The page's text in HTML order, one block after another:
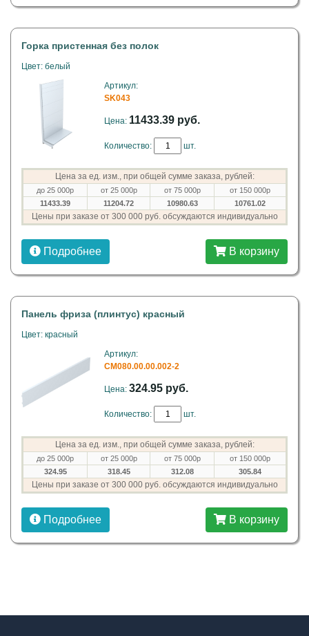
Горка пристенная без полок
Цвет: белый
Артикул:
SK043
Цена: 11433.39 руб.
Количество: шт.
Цена за ед. изм., при общей сумме заказа, рублей:
до 25 000р от 25 000р от 75 000р
от 150 000р
11433.39
11204.72 10980.63 10761.02
Цены при заказе от 300 000 руб. обсуждаются индивидуально
Подробнее В корзину
Панель фриза (плинтус) красный
Цвет: красный
Артикул:
СМ080.00.00.002-2
Цена: 324.95 руб.
Количество: шт.
Цена за ед. изм., при общей сумме заказа, рублей:
до 25 000р от 25 000р от 75 000р
от 150 000р
324.95
318.45 312.08 305.84
Цены при заказе от 300 000 руб. обсуждаются индивидуально
Подробнее В корзину